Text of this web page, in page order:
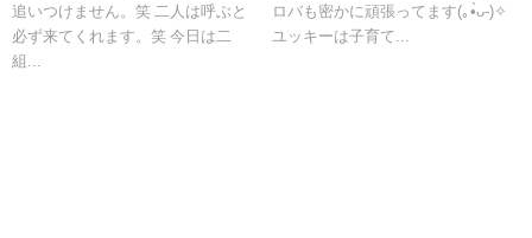
追いつけません。笑 二人は呼ぶと
必ず来てくれます。笑 今日は二
組...
ロバも密かに頑張ってます(｡•̀ᴗ-)✧
ユッキーは子育て...